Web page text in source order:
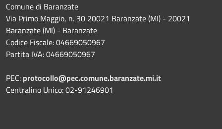
Comune di Baranzate
Via Primo Maggio, n. 30 20021 Baranzate (MI) - 20021
Baranzate (MI) - Baranzate
Codice Fiscale: 04669050967
Partita IVA: 04669050967
PEC: protocollo@pec.comune.baranzate.mi.it
Centralino Unico: 02-91246901